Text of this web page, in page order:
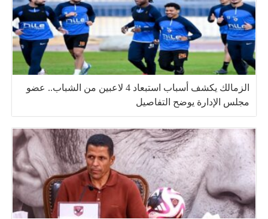
الزمالك يكشف أسباب استبعاد 4 لاعبين من الشباب.. عضو
مجلس الإدارة يوضح التفاصيل